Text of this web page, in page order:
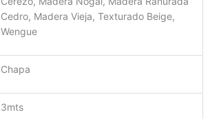
Cedro, Madera Vieja, Texturado Beige,
Wengue
Chapa
3mts